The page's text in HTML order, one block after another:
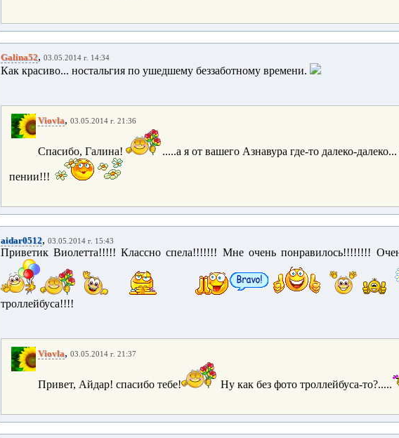
Galina52, 03.05.2014 г. 14:34
Как красиво... ностальгия по ушедшему беззаботному времени.
Viovla, 03.05.2014 г. 21:36
Спасибо, Галина! .....а я от вашего Азнавура где-то далеко-
пении!!!
aidar0512, 03.05.2014 г. 15:43
Приветик Виолетта!!!!! Классно спела!!!!!!! Мне очень понравилось!!!!!!!!
троллейбуса!!!!
Viovla, 03.05.2014 г. 21:37
Привет, Айдар! спасибо тебе! Ну как без фото троллейбуса-то?.....